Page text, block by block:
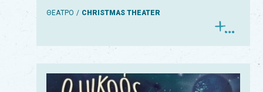
ΘΕΑΤΡΟ CHRISTMAS THEATER